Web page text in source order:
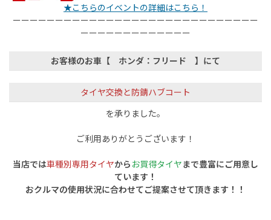
★こちらのイベントの詳細はこちら！
ーーーーーーーーーーーーーーーーーーーーーーーーーーーーー
ーーーーーーーーーーーーー
お客様のお車【 ホンダ：フリード 】にて
タイヤ交換と防錆ハブコート
を承りました。
ご利用ありがとうございます！
当店では車種別専用タイヤから お買得タイヤまで豊富にご用意し
ています！
おクルマの使用状況に合わせてご提案させて頂きます！！